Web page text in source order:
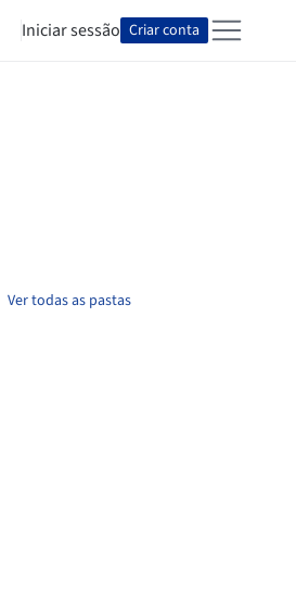
Iniciar sessão Criar conta
Ver todas as pastas